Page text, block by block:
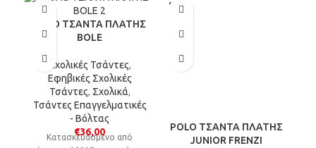
POLO ΤΣΑΝΤΑ ΠΛΑΤΗΣ
BOLE
Σχολικές Τσάντες,
Εφηβικές Σχολικές
Τσάντες, Σχολικά,
Τσάντες Επαγγελματικές
- Βόλτας
€36,00
Kατασκευασμένο από
SOLD
OUT
POLO ΤΣΑΝΤΑ ΠΛΑΤΗΣ
JUNIOR FRENZI